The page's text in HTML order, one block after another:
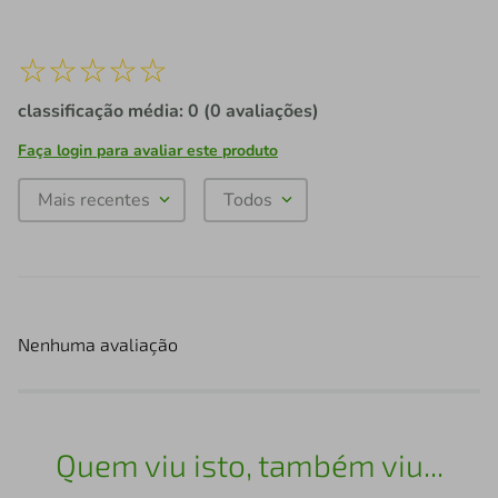
☆☆☆☆☆
classificação média: 0 (0 avaliações)
Faça login para avaliar este produto
Mais recentes Todos
Nenhuma avaliação
Quem viu isto, também viu...